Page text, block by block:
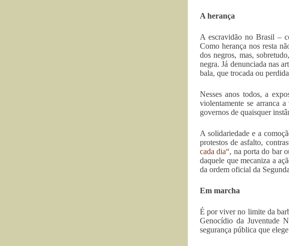
A herança
A escravidão no Brasil –
Como herança nos resta
dos negros, mas,
negra. Já denunciada nas
bala, que trocada ou
Nesses anos todos, a
violentamente se arranca
governos de quaisquer
A solidariedade e a
protestos de asfalto,
cada dia“, na porta do bar
daquele que mecaniza a
da ordem oficial da
Em marcha
É por viver no limite da
Genocídio da Juventude
segurança pública que